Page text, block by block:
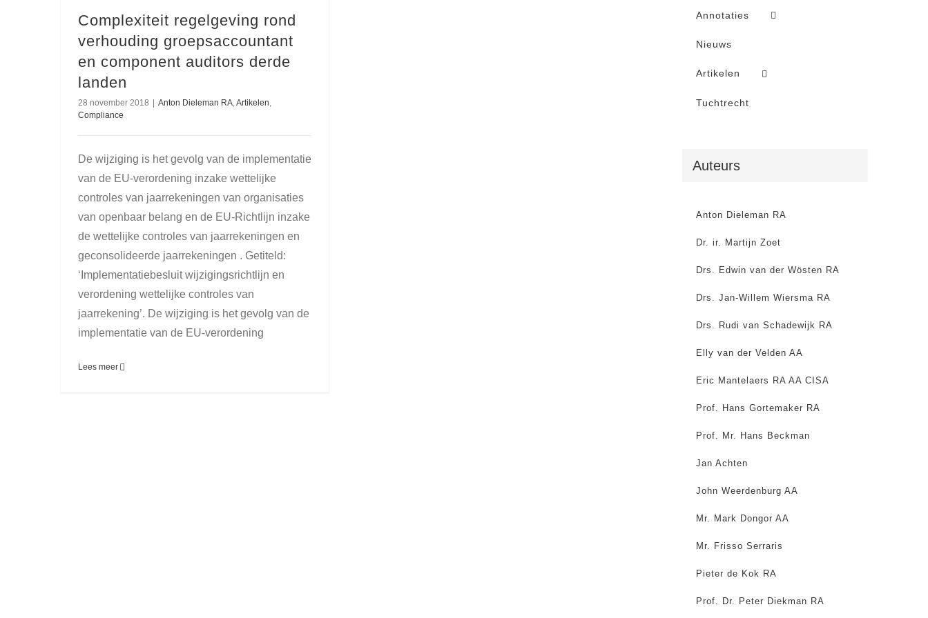
Complexiteit regelgeving rond
verhouding groepsaccountant
en component auditors derde
landen
28 november 2018 Anton Dieleman RA,Artikelen,
Compliance
De wijziging is het gevolg van de implementatie
van de EU-verordening inzake wettelijke
controles van jaarrekeningen van organisaties
van openbaar belang en de EU-Richtlijn inzake
de wettelijke controles van jaarrekeningen en
geconsolideerde jaarrekeningen . Getiteld:
‘Implementatiebesluit wijzigingsrichtlijn en
verordening wettelijke controles van
jaarrekening’. De wijziging is het gevolg van de
implementatie van de EU-verordening
Lees meer
Annotaties
Nieuws
Artikelen
Tuchtrecht
Auteurs
Anton Dieleman RA
Dr. ir. Martijn Zoet
Drs. Edwin van der Wösten RA
Drs. Jan-Willem Wiersma RA
Drs. Rudi van Schadewijk RA
Elly van der Velden AA
Eric Mantelaers RA AA CISA
Prof. Hans Gortemaker RA
Prof. Mr. Hans Beckman
Jan Achten
John Weerdenburg AA
Mr. Mark Dongor AA
Mr. Frisso Serraris
Pieter de Kok RA
Prof. Dr. Peter Diekman RA